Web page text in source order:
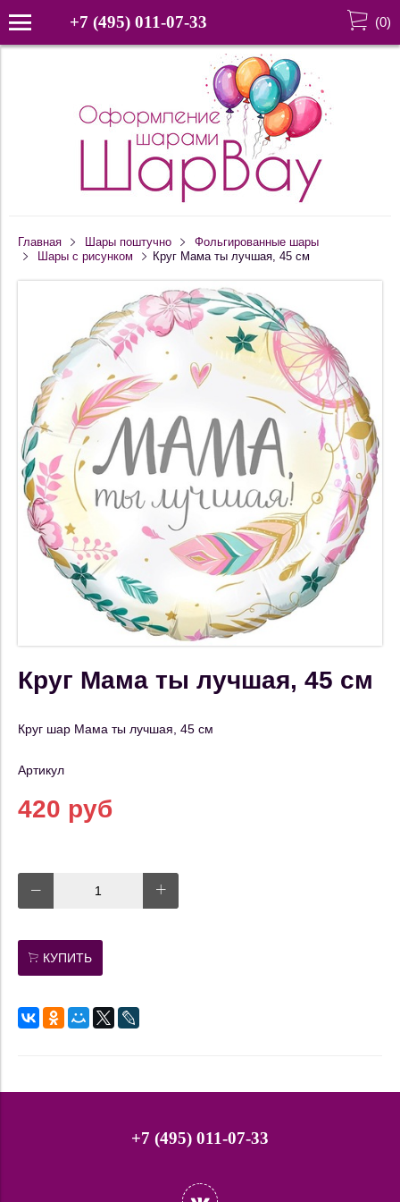
+7 (495) 011-07-33 (0)
Главная Шары поштучно
Фольгированные шары
Шары с рисунком
Круг Мама ты лучшая, 45 см
Круг Мама ты лучшая, 45 см
Круг шар Мама ты лучшая, 45 см
Артикул
420 руб
КУПИТЬ
+7 (495) 011-07-33